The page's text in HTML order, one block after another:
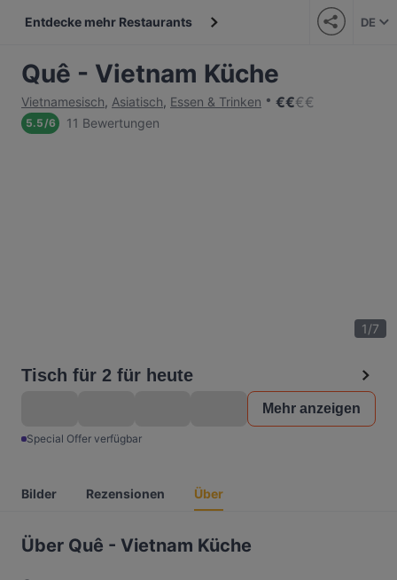
Entdecke mehr Restaurants DE
Quê - Vietnam Küche
Vietnamesisch, Asiatisch, Essen & Trinken €€€€
5.5/6 11 Bewertungen
1/7
Tisch für 2 für heute
Mehr anzeigen
Special Offer verfügbar
Bilder Rezensionen Über
Über Quê - Vietnam Küche